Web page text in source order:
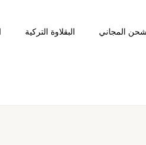
المجاني البقلاوة التركية